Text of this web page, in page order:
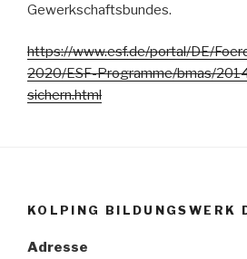
Gewerkschaftsbundes.
https://www.esf.de/portal/DE/
2020/ESF-Programme/bmas/
sichern.html
KOLPING BILDUNGSWERK
Adresse